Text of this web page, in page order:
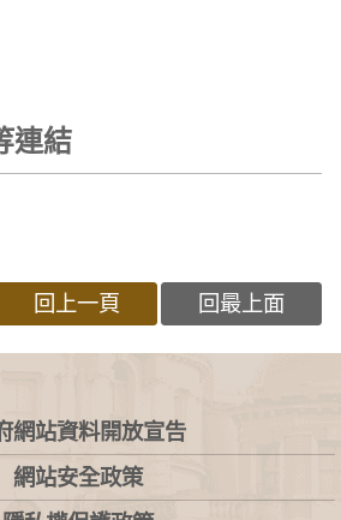
連結
回上一頁 回最上面
網站資料開放宣告
網站安全政策